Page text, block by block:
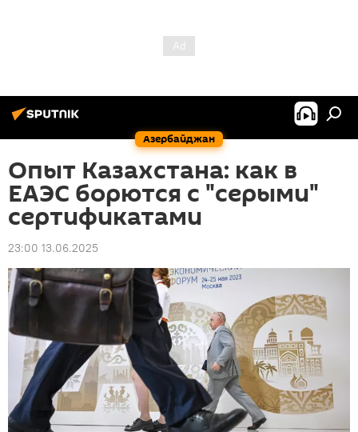
Азербайджан
Опыт Казахстана: как в
ЕАЭС борются с "серыми"
сертификатами
23:00 13.06.2025